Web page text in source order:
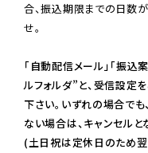
合、振込期限までの日数
せ。
「自動配信メール」「振
ルフォルダ”と、受信設定
下さい。いずれの場合で
ない場合は、キャンセルと
(土日祝は定休日のため